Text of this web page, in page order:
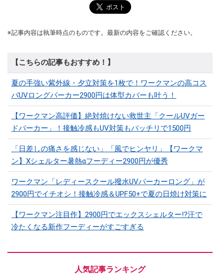
※記事内容は執筆時点のものです。最新の内容をご確認ください。
【こちらの記事もおすすめ！】
夏の手強い紫外線・夕立対策を1枚で！ワークマンの高コス
パUVロングパーカー2900円は体型カバーも叶う！
【ワークマン高評価】絶対焼けない救世主「クールUVガー
ドパーカー」！接触冷感もUV対策もバッチリで1500円
「日差しの痛さを感じない」「風でヒンヤリ」【ワークマ
ン】Xシェルター暑熱αフーディー2900円が優秀
ワークマン「レディースクール撥水UVパーカーロング」が
2900円でイチオシ！接触冷感＆UPF50+で夏の日焼け対策に
【ワークマン注目作】2900円でエックスシェルター!?汗で
冷たくなる新作フーディーがすごすぎる